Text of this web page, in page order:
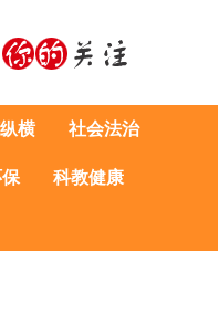
横 社会法治
科教健康